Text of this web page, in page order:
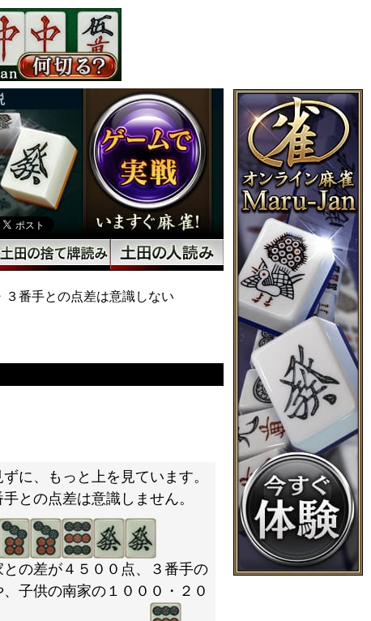
３番手との点差は意識しない
に、もっと上を見ています。
との点差は意識しません。
の差が４５００点、３番手の
子供の南家の１０００・２０